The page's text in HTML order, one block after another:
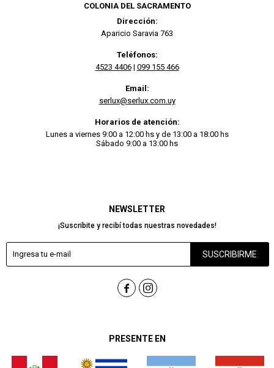
PRESENTE EN
NEWSLETTER
¡Suscribite y recibí todas nuestras novedades!
SUSCRIBIRME
 
COLONIA DEL SACRAMENTO
Dirección:
Aparicio Saravia 763
Teléfonos:
4523 4406| 099 155 466
Email:
serlux@serlux.com.uy
Horarios de atención:
Lunes a viernes 9:00 a 12:00 hs y de 13:00 a 18:00 hs
Sábado 9:00 a 13:00 hs